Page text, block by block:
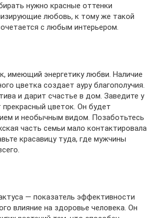
нужно красные оттенки
любовь, к тому же такой
с любым интерьером.
имеющий энергетику любви. Наличие
цветка создает ауру благополучия.
и дарит счастье в дом. Заведите у
цветок. Он будет
и необычным видом. Позаботьтесь
часть семьи мало контактировала
красавицу туда, где мужчины
— показатель эффективности
влияние на здоровье человека. Он